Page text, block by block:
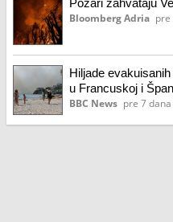
Požari zahvataju
Bloomberg Adria pre
Hiljade
u Francuskoj i
BBC News pre 7 dana